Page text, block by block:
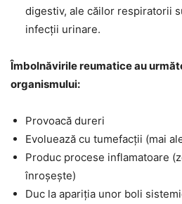
digestiv, ale căilor respiratorii
infecții urinare.
Îmbolnăvirile reumatice au
organismului:
Provoacă dureri
Evoluează cu tumefacții (mai
Produc procese inflamatoare
înroșește)
Duc la apariția unor boli